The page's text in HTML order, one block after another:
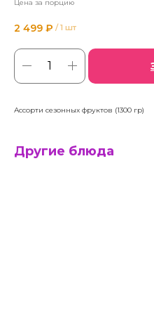
Цена за порцию
2 499 ₽ / 1 шт
Ассорти сезонных фруктов (1300 гр)
Другие блюда